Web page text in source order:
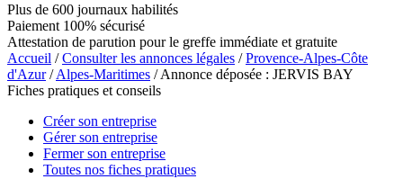
Plus de 600 journaux habilités
Paiement 100% sécurisé
Attestation de parution pour le greffe immédiate et gratuite
Accueil /Consulter les annonces légales /Provence-Alpes-Côte
d'Azur/Alpes-Maritimes / Annonce déposée : JERVIS BAY
Fiches pratiques et conseils
Créer son entreprise
Gérer son entreprise
Fermer son entreprise
Toutes nos fiches pratiques